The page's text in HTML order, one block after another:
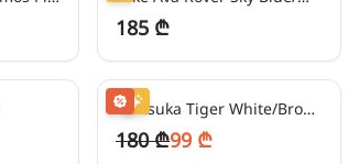
185 ₾
24₾/თვეში -50%
Onitsuka Tiger White/Brown
180 ₾99 ₾